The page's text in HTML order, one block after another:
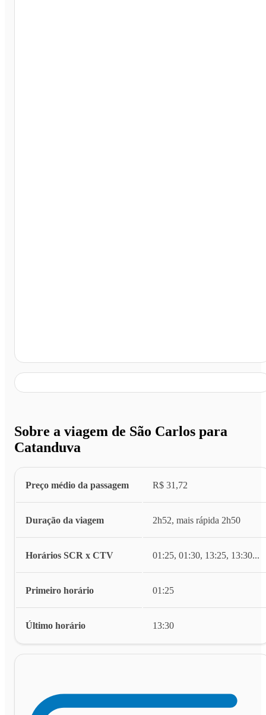
Sobre a viagem de São Carlos para
Catanduva
Preço médio da passagem R$ 31,72
Duração da viagem 2h52, mais rápida 2h50
Horários SCR x CTV 01:25, 01:30, 13:25, 13:30...
Primeiro horário 01:25
Último horário 13:30